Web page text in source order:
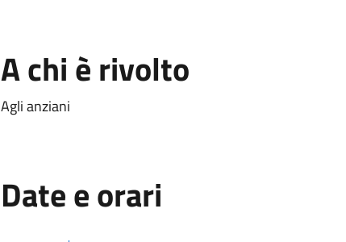
A chi è rivolto
Agli anziani
Date e orari